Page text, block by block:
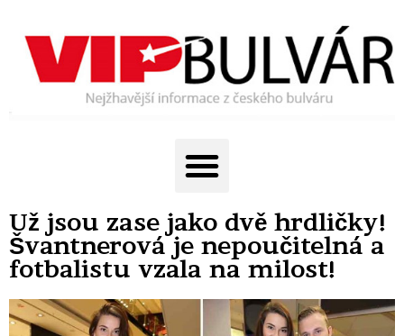
Už jsou zase jako dvě hrdličky!
Švantnerová je nepoučitelná a
fotbalistu vzala na milost!